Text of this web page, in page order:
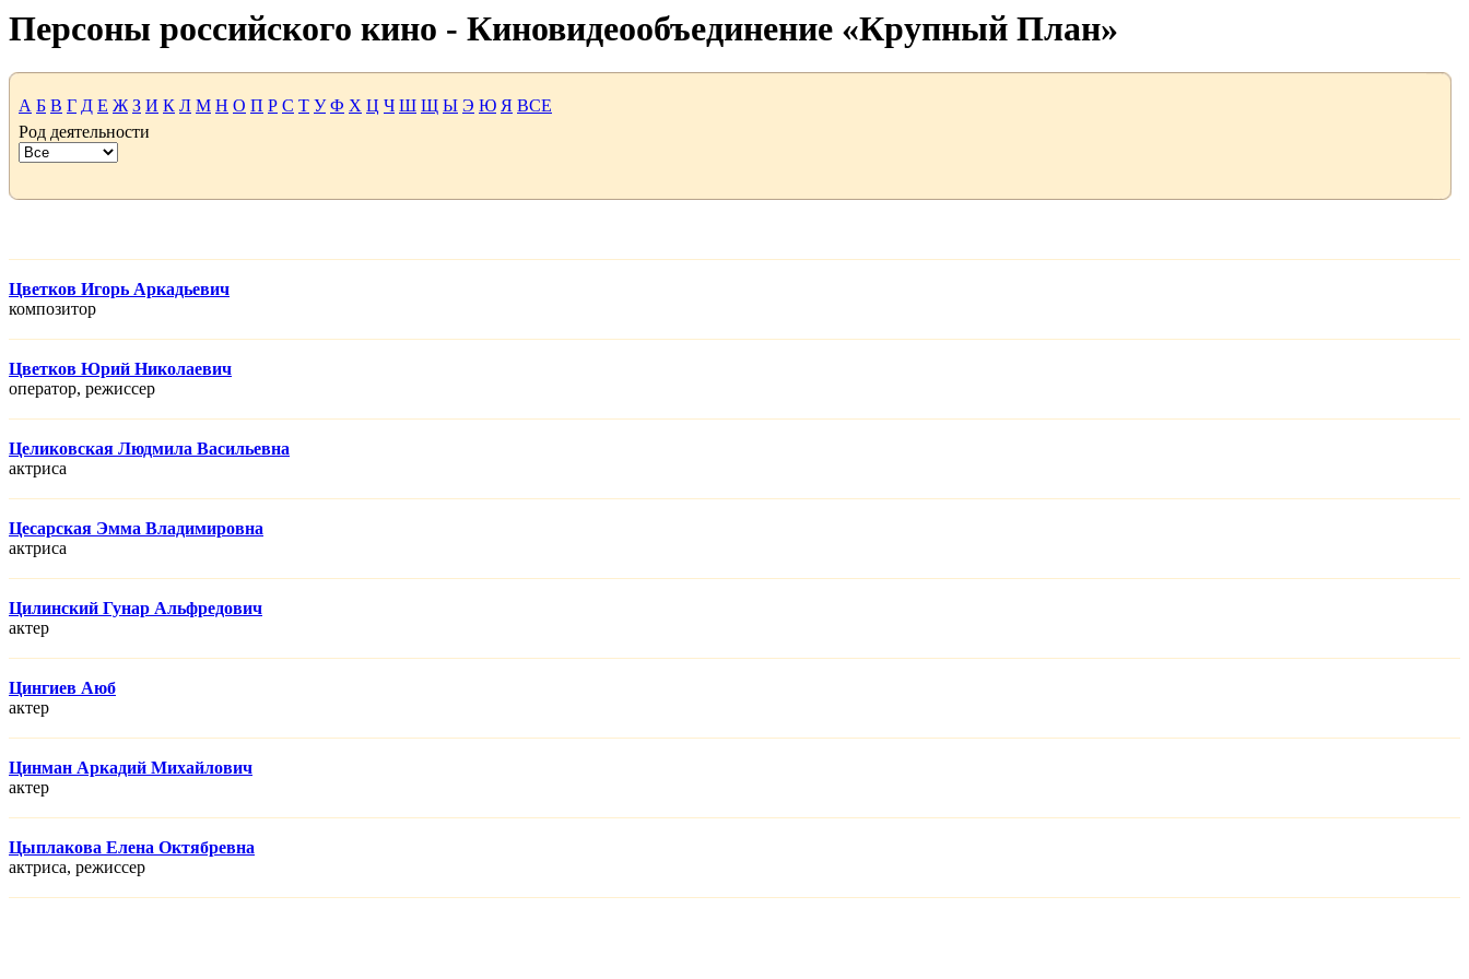
Персоны российского кино - Киновидеообъединение «Крупный План»
А Б В Г Д Е Ж З И К Л М Н О П Р С Т У Ф Х Ц Ч Ш Щ Ы Э Ю Я ВСЕ
Род деятельности
Цветков Игорь Аркадьевич
композитор
Цветков Юрий Николаевич
оператор, режисcер
Целиковская Людмила Васильевна
актриса
Цесарская Эмма Владимировна
актриса
Цилинский Гунар Альфредович
актер
Цингиев Аюб
актер
Цинман Аркадий Михайлович
актер
Цыплакова Елена Октябревна
актриса, режисcер